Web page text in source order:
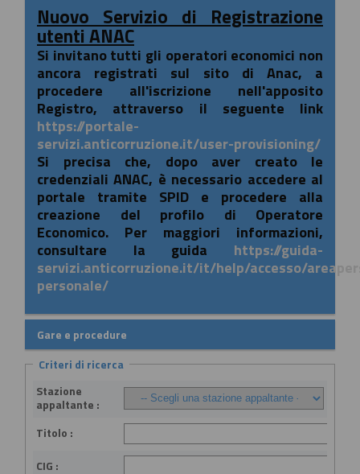
Nuovo Servizio di Registrazione
utenti ANAC
Si invitano tutti gli operatori economici non
ancora registrati sul sito di Anac, a
procedere all'iscrizione nell'apposito
Registro, attraverso il seguente link
https://portale-
servizi.anticorruzione.it/user-provisioning/
Si precisa che, dopo aver creato le
credenziali ANAC, è necessario accedere al
portale tramite SPID e procedere alla
creazione del profilo di Operatore
Economico. Per maggiori informazioni,
consultare la guida https://guida-
servizi.anticorruzione.it/it/help/accesso/
personale/
Gare e procedure
Criteri di ricerca
Stazione
appaltante :
Titolo :
CIG :